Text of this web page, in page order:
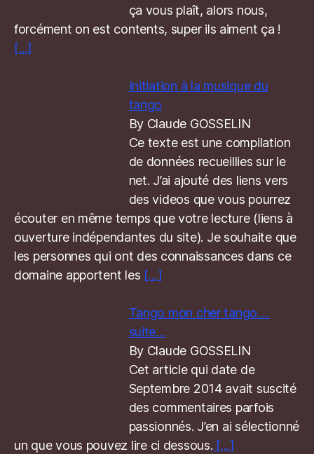
ça vous plaît, alors nous,
forcément on est contents, super ils aiment ça !
[…]
Initiation à la musique du
tango
By Claude GOSSELIN
Ce texte est une compilation
de données recueillies sur le
net. J’ai ajouté des liens vers
des videos que vous pourrez
écouter en même temps que votre lecture (liens à
ouverture indépendantes du site). Je souhaite que
les personnes qui ont des connaissances dans ce
domaine apportent les […]
Tango mon cher tango….
suite…
By Claude GOSSELIN
Cet article qui date de
Septembre 2014 avait suscité
des commentaires parfois
passionnés. J’en ai sélectionné
un que vous pouvez lire ci dessous. […]